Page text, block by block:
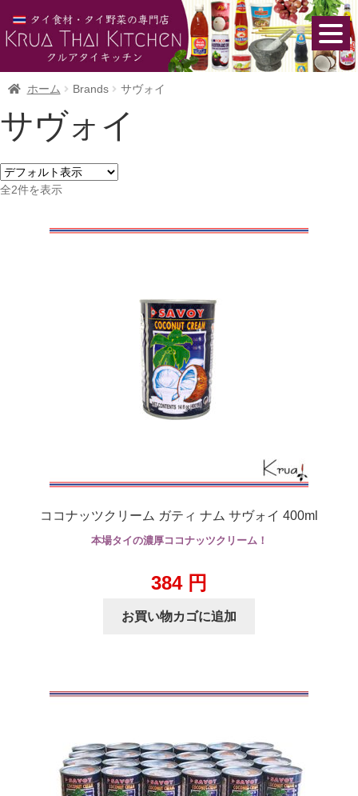
ホーム Brands サヴォイ
サヴォイ
全2件を表示
ココナッツクリーム ガティ ナム サヴォイ 400ml
本場タイの濃厚ココナッツクリーム！
384 円
お買い物カゴに追加